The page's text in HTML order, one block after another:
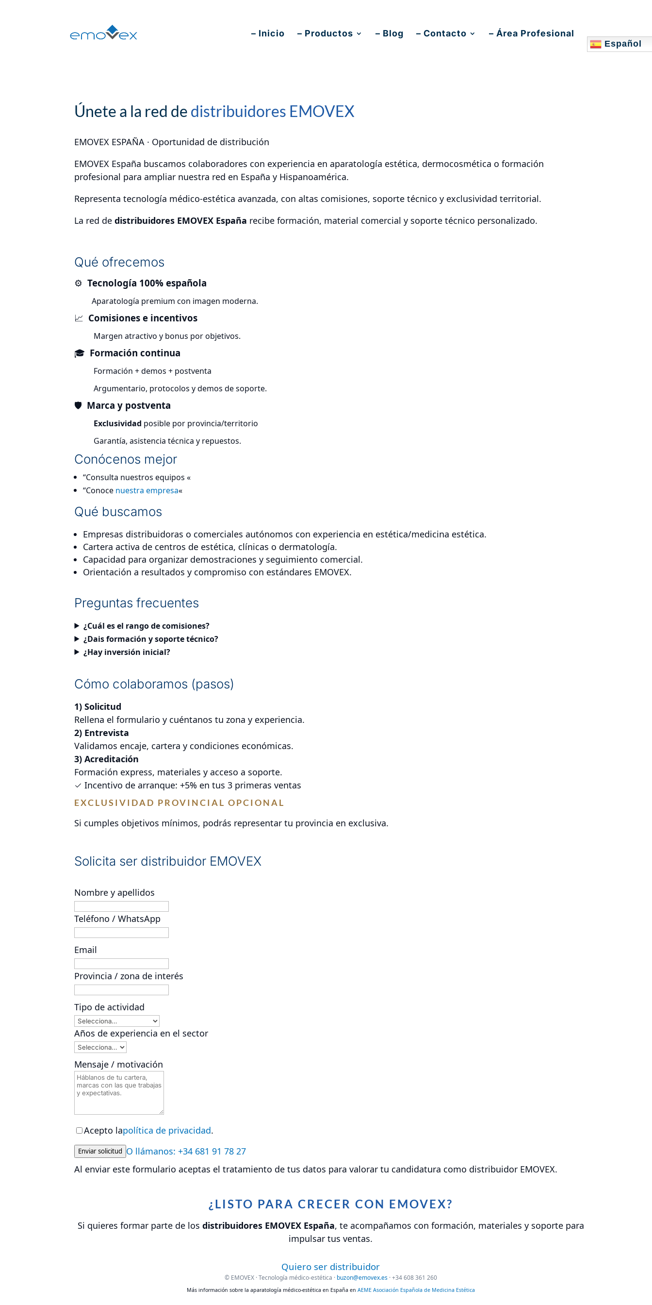
– Inicio – Productos – Blog – Contacto – Área Profesional
Español
Únete a la red de distribuidores EMOVEX
EMOVEX ESPAÑA · Oportunidad de distribución
EMOVEX España buscamos colaboradores con experiencia en aparatología estética, dermocosmética o formación
profesional para ampliar nuestra red en España y Hispanoamérica.
Representa tecnología médico-estética avanzada, con altas comisiones, soporte técnico y exclusividad territorial.
La red dedistribuidores EMOVEX España recibe formación, material comercial y soporte técnico personalizado.
Qué ofrecemos
⚙️Tecnología 100% española
Aparatología premium con imagen moderna.
📈 Comisiones e incentivos
Margen atractivo y bonus por objetivos.
🎓 Formación continua
Formación + demos + postventa
Argumentario, protocolos y demos de soporte.
🛡️ Marca y postventa
Exclusividad posible por provincia/territorio
Garantía, asistencia técnica y repuestos.
Conócenos mejor
“Consulta nuestros equipos «
“Conoce nuestra empresa«
Qué buscamos
Empresas distribuidoras o comerciales autónomos con experiencia en estética/medicina estética.
Cartera activa de centros de estética, clínicas o dermatología.
Capacidad para organizar demostraciones y seguimiento comercial.
Orientación a resultados y compromiso con estándares EMOVEX.
Preguntas frecuentes
¿Cuál es el rango de comisiones?
¿Dais formación y soporte técnico?
¿Hay inversión inicial?
Cómo colaboramos (pasos)
1) Solicitud
Rellena el formulario y cuéntanos tu zona y experiencia.
2) Entrevista
Validamos encaje, cartera y condiciones económicas.
3) Acreditación
Formación express, materiales y acceso a soporte.
✓ Incentivo de arranque: +5% en tus 3 primeras ventas
EXCLUSIVIDAD PROVINCIAL OPCIONAL
Si cumples objetivos mínimos, podrás representar tu provincia en exclusiva.
Solicita ser distribuidor EMOVEX
Nombre y apellidos
Teléfono / WhatsApp
Email
Provincia / zona de interés
Tipo de actividad
Años de experiencia en el sector
Mensaje / motivación
Acepto lapolítica de privacidad.
Enviar solicitud
O llámanos: +34 681 91 78 27
Al enviar este formulario aceptas el tratamiento de tus datos para valorar tu candidatura como distribuidor EMOVEX.
¿LISTO PARA CRECER CON EMOVEX?
Si quieres formar parte de los distribuidores EMOVEX España, te acompañamos con formación, materiales y soporte para
impulsar tus ventas.
Quiero ser distribuidor
© EMOVEX · Tecnología médico-estética · buzon@emovex.es· +34 608 361 260
Más información sobre la aparatología médico-estética en España en AEME Asociación Española de Medicina Estética